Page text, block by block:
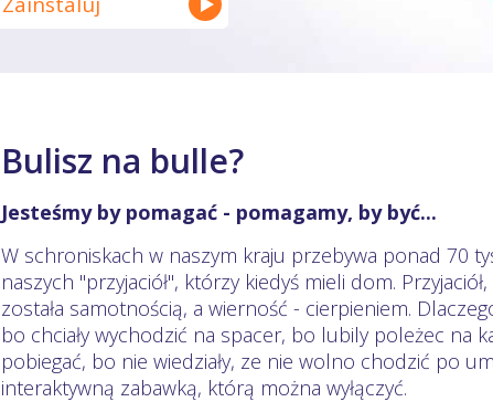
Bulisz na bulle?
Jesteśmy by pomagać - pomagamy, by być...
W schroniskach w naszym kraju przebywa ponad 70
naszych "przyjaciół", którzy kiedyś mieli dom.
została samotnością, a wierność - cierpieniem.
bo chciały wychodzić na spacer, bo lubily poleżec na
pobiegać, bo nie wiedziały, ze nie wolno chodzić po
interaktywną zabawką, którą można wyłączyć.